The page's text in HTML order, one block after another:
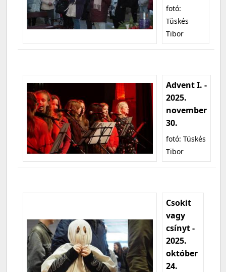
fotó:
Tüskés
Tibor
Advent I. -
2025.
november
30.
fotó: Tüskés
Tibor
Csokit
vagy
csínyt -
2025.
október
24.